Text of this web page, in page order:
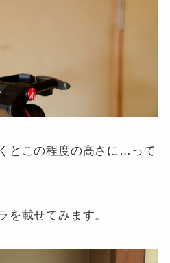
とこの程度の高さに…って
を載せてみます。